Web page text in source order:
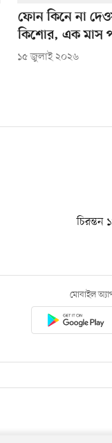
ফোন কিনে না
কিশোর, এক মাস
১৫ জুলাই ২০২৬
চিরন্তন
মোবাইল